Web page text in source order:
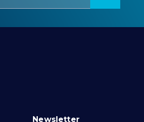
Newsletter